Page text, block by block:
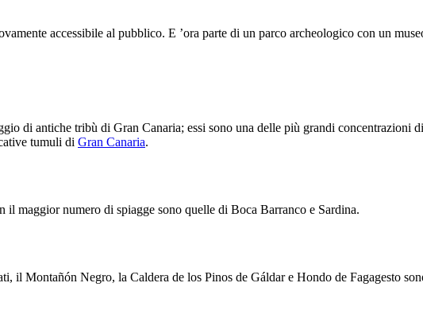
accessibile al pubblico. E ’ora parte di un parco archeologico con un
di antiche tribù di Gran Canaria; essi sono una delle più grandi concentrazioni
tumuli di Gran Canaria.
il maggior numero di spiagge sono quelle di Boca Barranco e Sardina.
il Montañón Negro, la Caldera de los Pinos de Gáldare Hondo de Fagagesto